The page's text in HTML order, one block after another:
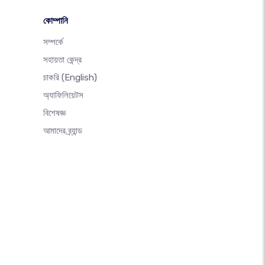
কোম্পানি
সম্পর্কে
সহায়তা কেন্দ্র
চাকরি (English)
অ্যাফিলিয়েটস
বিশেষজ্ঞ
আমাদের ব্র্যান্ড